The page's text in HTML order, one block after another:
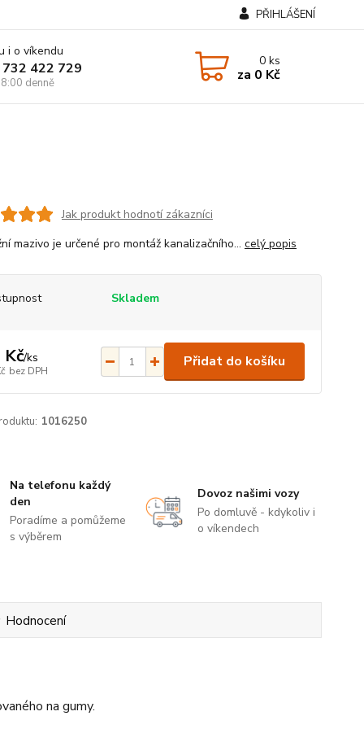
PŘIHLÁŠENÍ
i o víkendu
422 729
denně
0ks
za 0 Kč
Jak produkt hodnotí zákazníci
mazivo je určené pro montáž kanalizačního... celý popis
Skladem
Kč/ks
bez DPH
Přidat do košíku
1016250
Na telefonu každý
den
Poradíme a pomůžeme
s výběrem
Dovoz našimi vozy
Po domluvě - kdykoliv i
o víkendech
Hodnocení
na gumy.